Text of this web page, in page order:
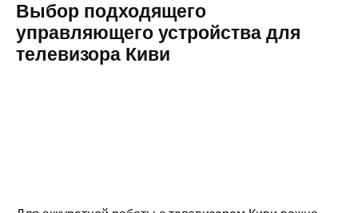
Выбор подходящего
управляющего устройства для
телевизора Киви